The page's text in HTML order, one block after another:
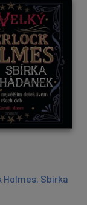
Holmes. Sbírka